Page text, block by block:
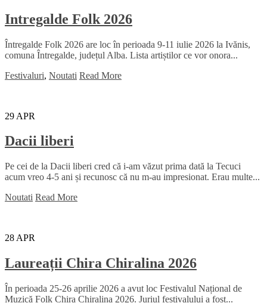
Intregalde Folk 2026
Întregalde Folk 2026 are loc în perioada 9-11 iulie 2026 la Ivănis,
comuna Întregalde, județul Alba. Lista artiștilor ce vor onora...
Festivaluri, Noutati Read More
29 APR
Dacii liberi
Pe cei de la Dacii liberi cred că i-am văzut prima dată la Tecuci
acum vreo 4-5 ani și recunosc că nu m-au impresionat. Erau multe...
Noutati Read More
28 APR
Laureații Chira Chiralina 2026
În perioada 25-26 aprilie 2026 a avut loc Festivalul Național de
Muzică Folk Chira Chiralina 2026. Juriul festivalului a fost...